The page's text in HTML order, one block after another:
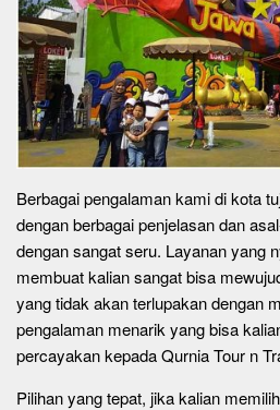
Berbagai pengalaman kami di kota
dengan berbagai penjelasan dan
dengan sangat seru. Layanan yang
membuat kalian sangat bisa
yang tidak akan terlupakan dengan
pengalaman menarik yang bisa
percayakan kepada Qurnia Tour n
Pilihan yang tepat, jika kalian